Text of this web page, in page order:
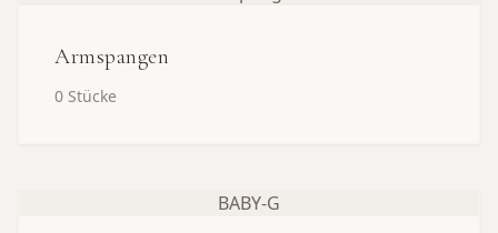
Armspangen
0 Stücke
BABY-G